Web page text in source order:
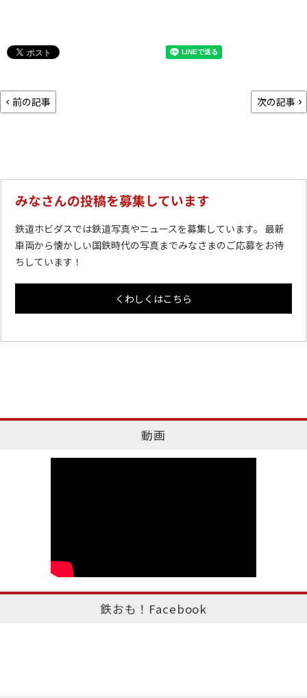
前の記事 次の記事
みなさんの投稿を募集しています
鉄道ホビダスでは鉄道写真やニュースを募集しています。 最新
車両から懐かしい国鉄時代の写真までみなさまのご応募をお待
ちしています！
くわしくはこちら
動画
鉄おも！Facebook